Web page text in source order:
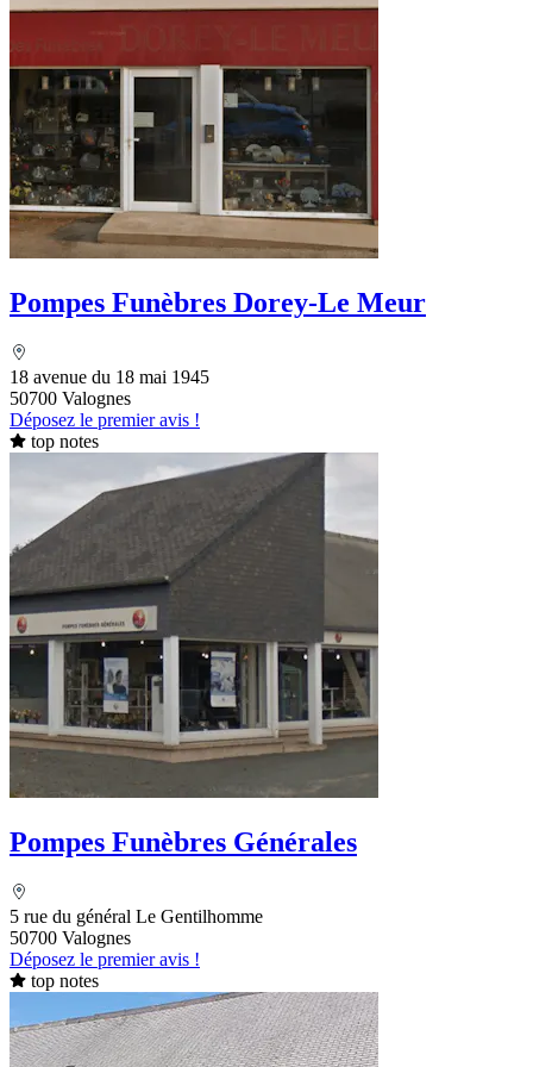
Pompes Funèbres Dorey-Le Meur
18 avenue du 18 mai 1945
50700 Valognes
Déposez le premier avis !
top notes
Pompes Funèbres Générales
5 rue du général Le Gentilhomme
50700 Valognes
Déposez le premier avis !
top notes